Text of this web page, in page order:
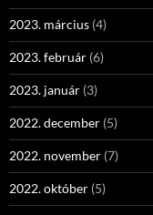
2023. március (4)
2023. február (6)
2023. január (3)
2022. december (5)
2022. november (7)
2022. október (5)